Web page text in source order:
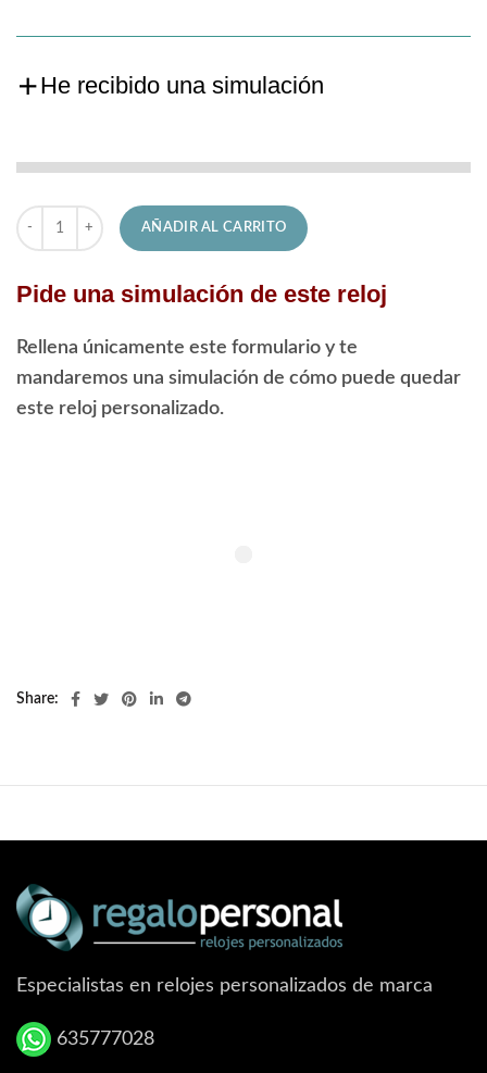
He recibido una simulación
Reloj Lotus Trendy 18738/1 Personalizado con Grabado cantidad
AÑADIR AL CARRITO
Pide una simulación de este reloj
Rellena únicamente este formulario y te
mandaremos una simulación de cómo puede quedar
este reloj personalizado.
Share
Especialistas en relojes personalizados de marca
635777028